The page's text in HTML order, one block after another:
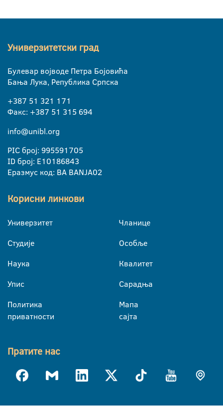
Универзитетски град
Булевар војводе Петра Бојовића
Бања Лука, Република Српска
+387 51 321 171
Факс: +387 51 315 694
info@unibl.org
PIC број: 995591705
ID број: E10186843
Еразмус код: BA BANJA02
Корисни линкови
Универзитет
Студије
Наука
Упис
Политика
приватности
Чланице
Особље
Квалитет
Сарадња
Мапа
сајта
Пратите нас